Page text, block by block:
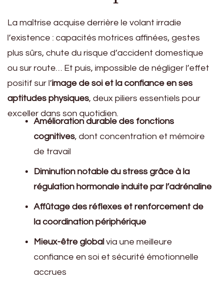
La maîtrise acquise derrière le volant irradie
l’existence : capacités motrices affinées, gestes
plus sûrs, chute du risque d’accident domestique
ou sur route… Et puis, impossible de négliger l’effet
positif sur l’image de soi et la confiance en ses
aptitudes physiques, deux piliers essentiels pour
exceller dans son quotidien.
Amélioration durable des fonctions
cognitives, dont concentration et mémoire
de travail
Diminution notable du stress grâce à la
régulation hormonale induite par l’adrénaline
Affûtage des réflexes et renforcement de
la coordination périphérique
Mieux-être global via une meilleure
confiance en soi et sécurité émotionnelle
accrues